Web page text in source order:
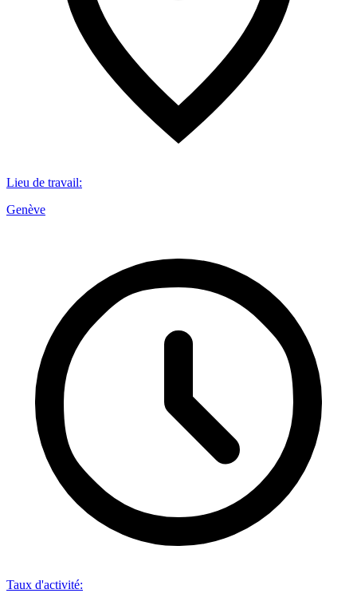
Lieu de travail:
Genève
Taux d'activité: